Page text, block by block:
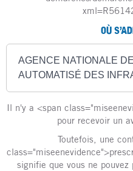
OÙ
AGENCE NATIONALE
AUTOMATISÉ DES
Il n'y a <span
pour recevoir un
Toutefois, une
signifie que vous ne